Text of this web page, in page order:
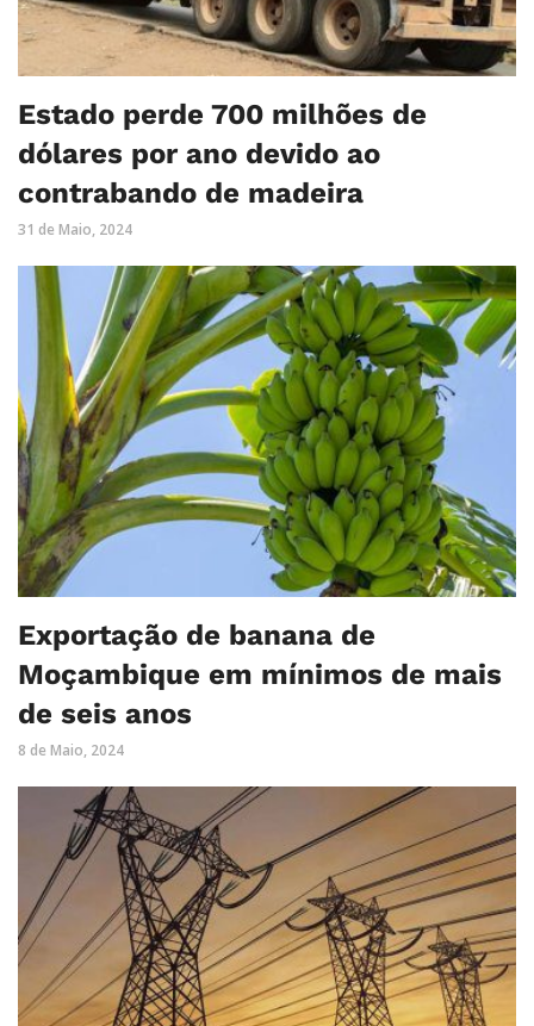
Estado perde 700 milhões de
dólares por ano devido ao
contrabando de madeira
31 de Maio, 2024
Exportação de banana de
Moçambique em mínimos de mais
de seis anos
8 de Maio, 2024